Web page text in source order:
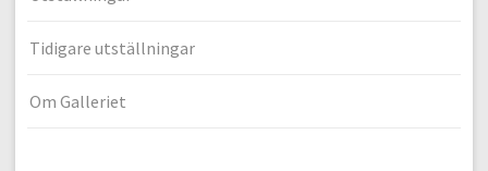
Tidigare utställningar
Om Galleriet